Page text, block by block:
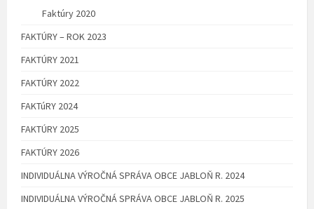
Faktúry 2020
FAKTÚRY – ROK 2023
FAKTÚRY 2021
FAKTÚRY 2022
FAKTúRY 2024
FAKTÚRY 2025
FAKTÚRY 2026
INDIVIDUÁLNA VÝROČNÁ SPRÁVA OBCE JABLOŇ R. 2024
INDIVIDUÁLNA VÝROČNÁ SPRÁVA OBCE JABLOŇ R. 2025